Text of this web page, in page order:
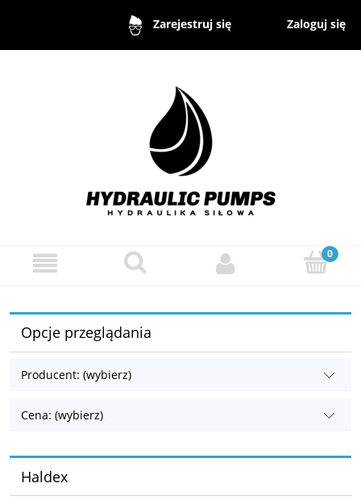
Zarejestruj się Zaloguj się
Opcje przeglądania
Producent: (wybierz)
Cena: (wybierz)
Haldex